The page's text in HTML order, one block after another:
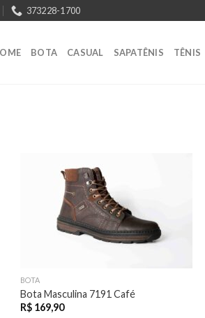
373228-1700
BOTA CASUAL SAPATÊNIS TÊNIS
BOTA
Bota Masculina 7191 Café
R$169,90